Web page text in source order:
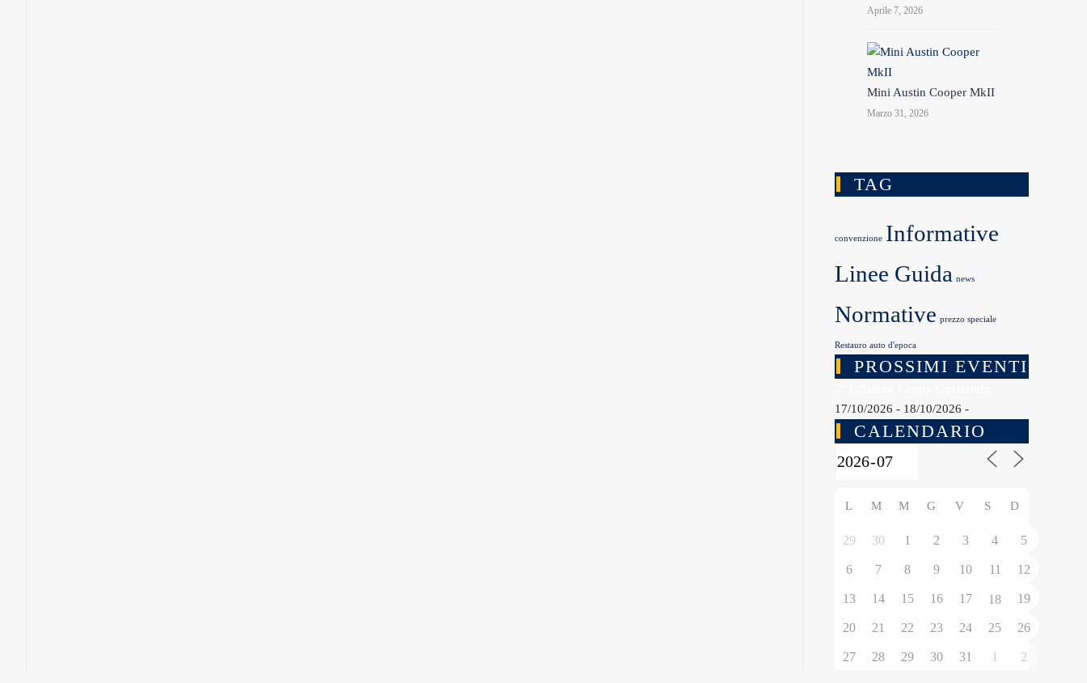
Aprile 7, 2026
Mini Austin Cooper MkII
Marzo 31, 2026
TAG
convenzione Informative
Linee Guida news
Normative prezzo speciale
Restauro auto d'epoca
PROSSIMI EVENTI
17/10/2026 - 18/10/2026 -
CALENDARIO
L M M G V S D
29 30 1 2 3 4 5
6 7 8 9 10 11 12
13 14 15 16 17 18 19
20 21 22 23 24 25 26
27 28 29 30 31 1 2